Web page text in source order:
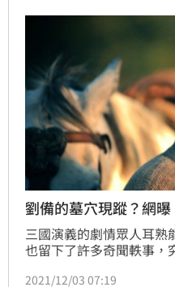
的墓穴埋藏有大量稀世珍
考古隊，特地到廣州挖掘
墓，最後無功而返，趙佗
劉備的墓穴現蹤？網
三國演義的劇情眾人耳熟
也留下了許多奇聞軼事，
陵墓到底在哪裡，其中就
2021/12/03 07:19